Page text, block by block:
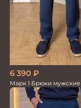
6 390 ₽
Марк 1 Брюки мужские